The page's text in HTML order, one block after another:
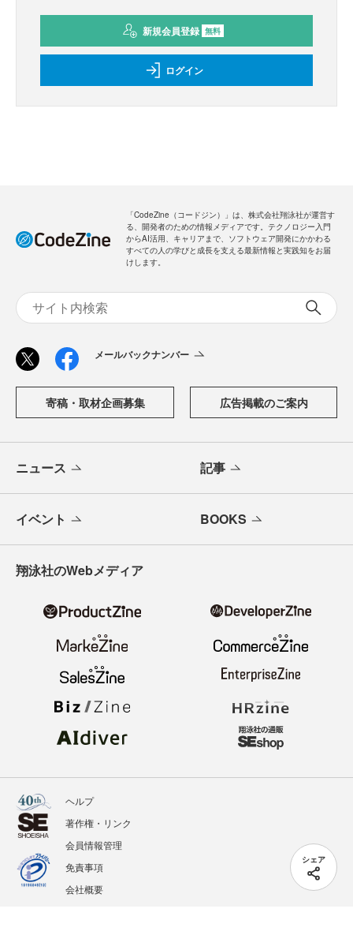
シェア
新規会員登録 無料
ログイン
「CodeZine（コードジン）」は、株式会社翔泳社が運営す
る、開発者のための情報メディアです。テクノロジー入門
からAI活用、キャリアまで、ソフトウェア開発にかかわる
すべての人の学びと成長を支える最新情報と実践知をお届
けします。
メールバックナンバー
寄稿・取材企画募集 広告掲載のご案内
ニュース 記事
イベント BOOKS
翔泳社のWebメディア
ヘルプ
著作権・リンク
会員情報管理
免責事項
会社概要